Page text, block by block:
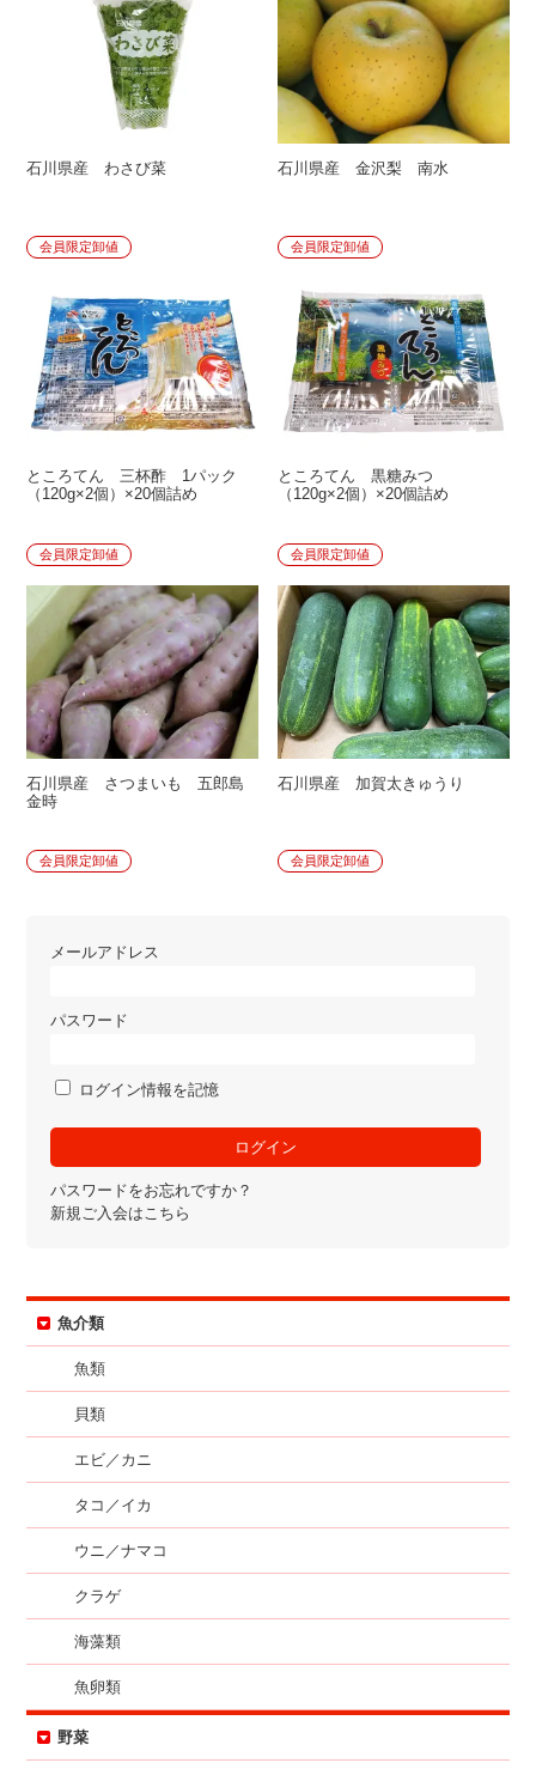
石川県産 わさび菜
会員限定卸値
石川県産 金沢梨 南水
会員限定卸値
ところてん 三杯酢 1パック
（120g×2個）×20個詰め
会員限定卸値
ところてん 黒糖みつ
（120g×2個）×20個詰め
会員限定卸値
石川県産 さつまいも 五郎島
金時
会員限定卸値
石川県産 加賀太きゅうり
会員限定卸値
メールアドレス
パスワード
ログイン情報を記憶
パスワードをお忘れですか？
新規ご入会はこちら
魚介類
魚類
貝類
エビ／カニ
タコ／イカ
ウニ／ナマコ
クラゲ
海藻類
魚卵類
野菜